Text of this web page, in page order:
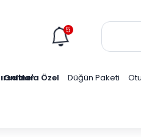
5
Online'a Özel Düğün Paketi